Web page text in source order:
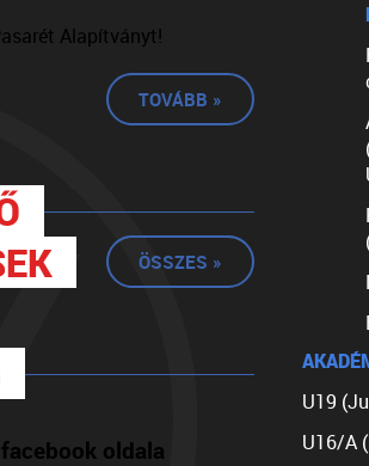
Alapítványt!
TOVÁBB »
ÖSSZES »
oldala
U19
U16/A